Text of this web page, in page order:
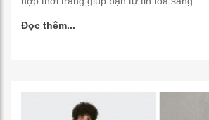
Đọc thêm...